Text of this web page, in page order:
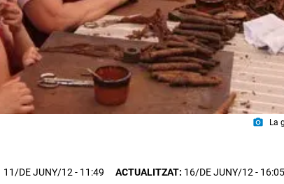
photo_camera La
11/DE JUNY/12- 11:49 ACTUALITZAT: 16/DE JUNY/12 - 16:05